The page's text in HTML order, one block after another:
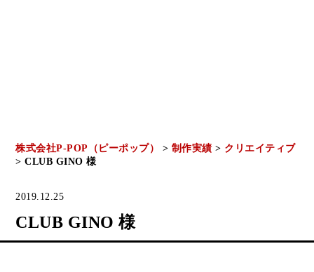
株式会社P-POP（ピーポップ） > 制作実績 > クリエイティブ
>CLUB GINO 様
2019.12.25
CLUB GINO 様